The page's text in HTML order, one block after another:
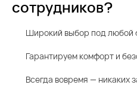
сотрудников?
Широкий выбор под любой
Гарантируем комфорт и
Всегда вовремя — никаких